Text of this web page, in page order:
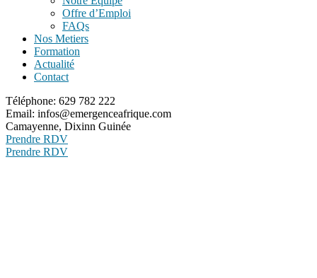
Offre d’Emploi
FAQs
Nos Metiers
Formation
Actualité
Contact
Téléphone: 629 782 222
Email: infos@emergenceafrique.com
Camayenne, Dixinn Guinée
Prendre RDV
Prendre RDV